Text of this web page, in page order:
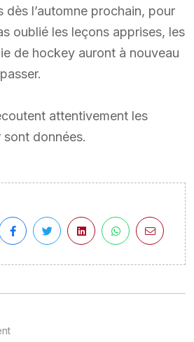
l’automne prochain, pour
oublié les leçons apprises, les
de hockey auront à nouveau
attentivement les
données.